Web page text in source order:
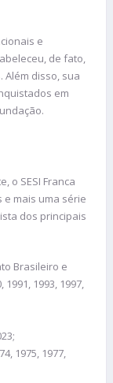
e
de fato,
Além disso, sua
em
o SESI Franca
e mais uma série
dos principais
Brasileiro e
1991, 1993, 1997,
1975, 1977,